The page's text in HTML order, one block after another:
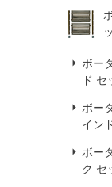
ボー
ド セ
ボー
イン
ボー
ク セ